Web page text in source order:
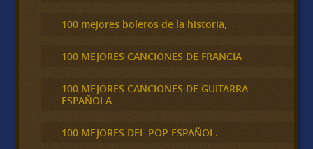
100 mejores boleros de la historia,
100 MEJORES CANCIONES DE FRANCIA
100 MEJORES CANCIONES DE GUITARRA
ESPAÑOLA
100 MEJORES DEL POP ESPAÑOL.